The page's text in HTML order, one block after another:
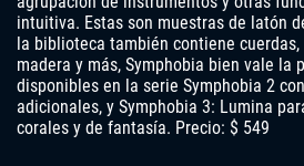
intuitiva. Estas son muestras de latón
la biblioteca también contiene
madera y más, Symphobia bien vale la
disponibles en la serie Symphobia 2
adicionales, y Symphobia 3: Lumina
corales y de fantasía. Precio: $ 549